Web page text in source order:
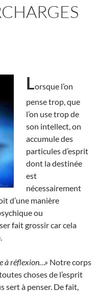
Lorsque l’on
pense trop, que
l’on use trop de
son intellect, on
accumule des
particules d’esprit
dont la destinée
est
nécessairement
d’une manière
ou
fait grossir car cela
à réflexion…» Notre corps
choses de l’esprit
sert à penser. De fait,